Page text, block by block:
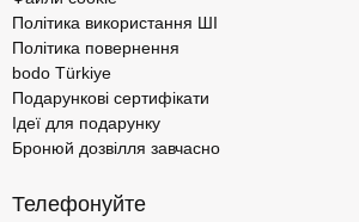
Політика використання ШІ
Політика повернення
bodo Türkiye
Подарункові сертифікати
Ідеї для подарунку
Бронюй дозвілля завчасно
Телефонуйте